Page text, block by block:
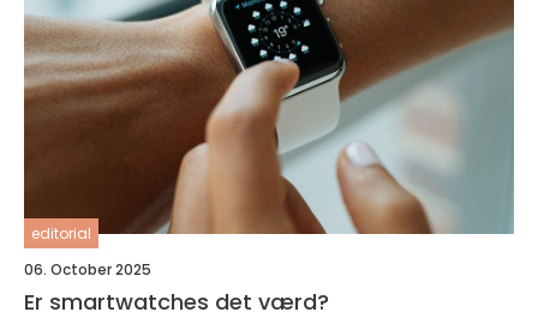
editorial
06. October 2025
Er smartwatches det værd?